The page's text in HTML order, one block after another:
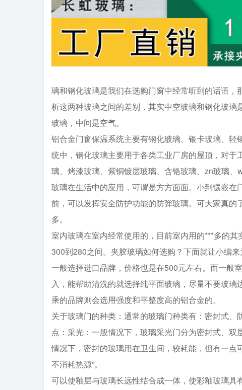
璃和钢化玻璃是我们在选购门窗中经常听到的话语
析这两种玻璃之间的差别，其实中空玻璃和钢化玻
玻璃，中间是空气。
铝合金门窗保温系统主要有钢化玻璃、银卡玻璃、
统中，钢化玻璃主要用于各类工业厂房的屋顶，对
璃、烤漆玻璃、紫铜镀层玻璃、含铬玻璃、zn玻璃、
玻璃在生活中的应用，可谓是方方面面。小到镶嵌
前，可以发挥安全防护功能的防弹玻璃。可大家真
多。
室内玻璃在室内经常使用的，目前室内用的***多的
300到280之间。夹胶玻璃如何选购？下面就让小编
一般选择进口品牌，价格也是在500元左右。而一般
入，能帮助清洗的就选择纯平面玻璃，尽量不要玻
乘的品牌则会选用强度和平整度高的铝合金的。
关于玻璃门的种类：通常的玻璃门种类有：密封式
点：采光：一般情况下，玻璃采光门分为密封式、
情况下，密封的玻璃用在卫生间，较耗能，但有一点
不消耗热源”。
可以使釉层与玻璃长远性结合成一体，使彩釉玻璃